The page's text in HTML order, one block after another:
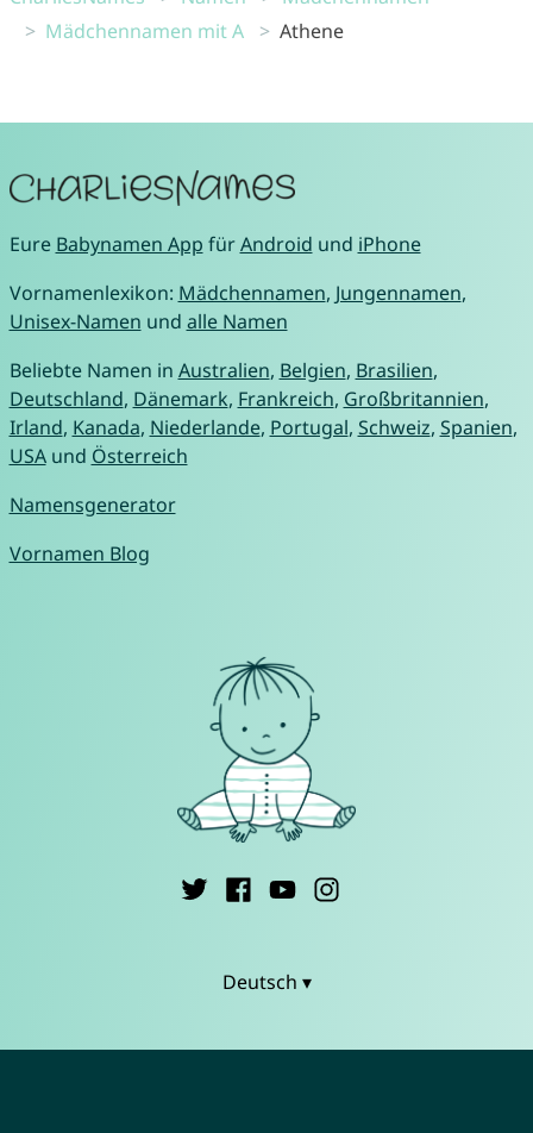
Mädchennamen mit A
Athene
Eure Babynamen App fürAndroid und iPhone
Vornamenlexikon: Mädchennamen, Jungennamen,
Unisex-Namen und alle Namen
Beliebte Namen in Australien, Belgien, Brasilien,
Deutschland, Dänemark, Frankreich, Großbritannien,
Irland, Kanada, Niederlande, Portugal, Schweiz, Spanien,
USAund Österreich
Namensgenerator
Vornamen Blog
Deutsch ▾